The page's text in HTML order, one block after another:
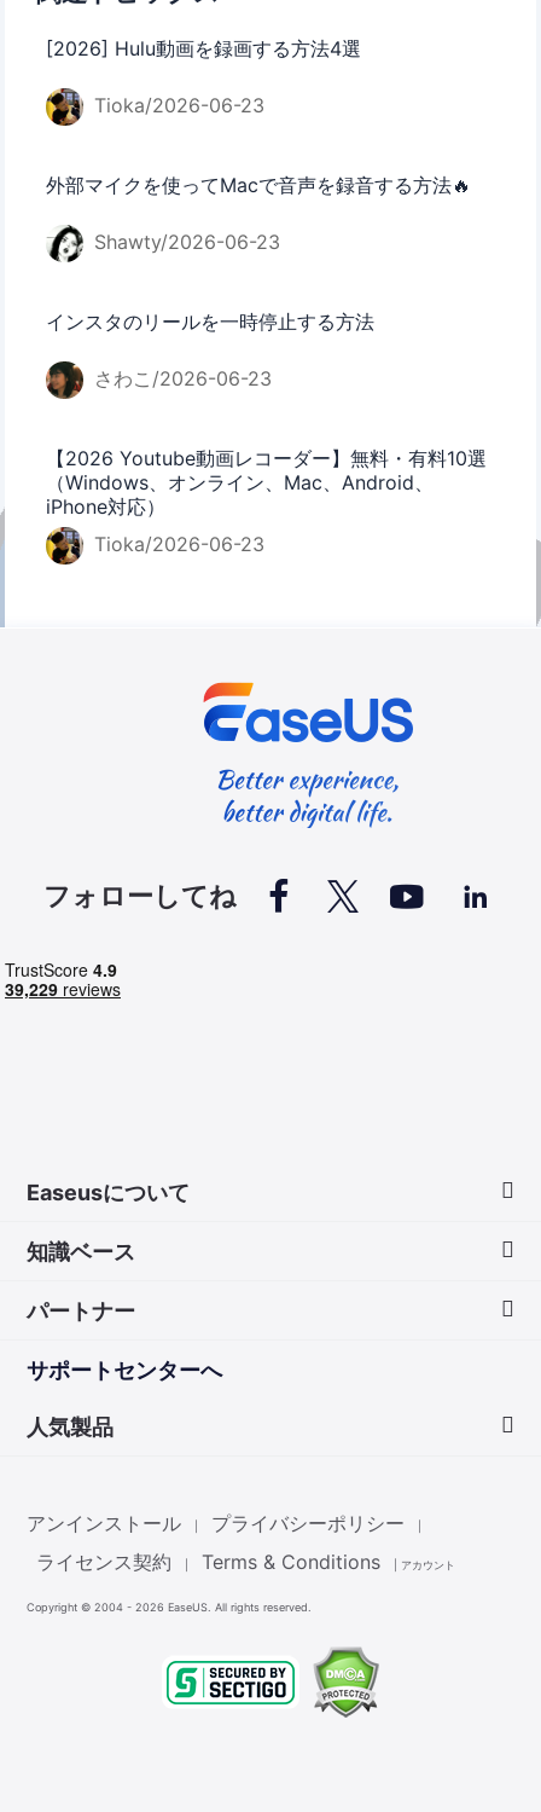
[2026] Hulu動画を録画する方法4選
Tioka/2026-06-23
外部マイクを使ってMacで音声を録音する方法🔥
Shawty/2026-06-23
インスタのリールを一時停止する方法
さわこ/2026-06-23
【2026 Youtube動画レコーダー】無料・有料10選
（Windows、オンライン、Mac、Android、
iPhone対応）
Tioka/2026-06-23
フォローしてね    
Easeusについて
ダウンロードセンター
お問い合わせ
知識ベース
無料録音ソフト
Mac アプリ ストア
パートナー
サポートセンターへ
人気製品
Partition Master
Todo PCTrans
アンインストール プライバシーポリシー
ライセンス契約 Terms & Conditions アカウント
Copyright © 2004 - 2026 EaseUS. All rights reserved.